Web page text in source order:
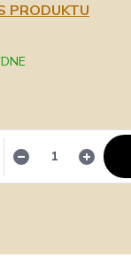
PRODUKTU